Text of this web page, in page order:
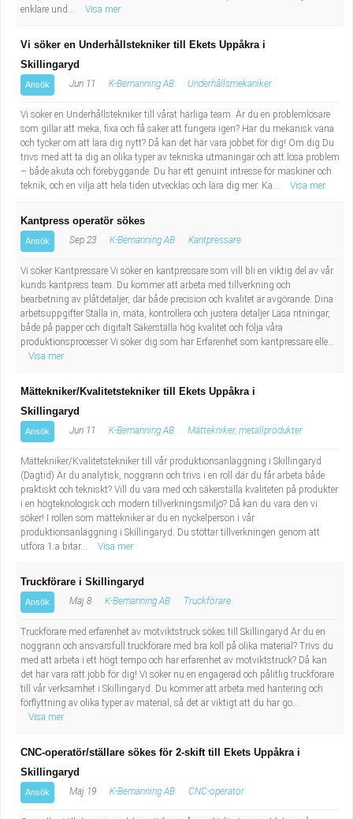
enklare und...
Visa mer
Vi söker en Underhållstekniker till Ekets Uppåkra i
Skillingaryd
Ansök Jun 11 K-Bemanning AB Underhållsmekaniker
Vi söker en Underhållstekniker till vårat härliga team. Är du en problemlösare
som gillar att meka, fixa och få saker att fungera igen? Har du mekanisk vana
och tycker om att lära dig nytt? Då kan det här vara jobbet för dig! Om dig Du
trivs med att ta dig an olika typer av tekniska utmaningar och att lösa problem
– både akuta och förebyggande. Du har ett genuint intresse för maskiner och
teknik, och en vilja att hela tiden utvecklas och lära dig mer. Ka...
Visa mer
Kantpress operatör sökes
Ansök Sep 23 K-Bemanning AB Kantpressare
Vi söker Kantpressare Vi söker en kantpressare som vill bli en viktig del av vår
kunds kantpress team. Du kommer att arbeta med tillverkning och
bearbetning av plåtdetaljer, där både precision och kvalitet är avgörande. Dina
arbetsuppgifter Ställa in, mäta, kontrollera och justera detaljer Läsa ritningar,
både på papper och digitalt Säkerställa hög kvalitet och följa våra
produktionsprocesser Vi söker dig som har Erfarenhet som kantpressare elle...
Visa mer
Mättekniker/Kvalitetstekniker till Ekets Uppåkra i
Skillingaryd
Ansök Jun 11 K-Bemanning AB Mättekniker, metallprodukter
Mättekniker/Kvalitetstekniker till vår produktionsanläggning i Skillingaryd
(Dagtid) Är du analytisk, noggrann och trivs i en roll där du får arbeta både
praktiskt och tekniskt? Vill du vara med och säkerställa kvaliteten på produkter
i en högteknologisk och modern tillverkningsmiljö? Då kan du vara den vi
söker! I rollen som mättekniker är du en nyckelperson i vår
produktionsanläggning i Skillingaryd. Du stöttar tillverkningen genom att
utföra 1:a bitar...
Visa mer
Truckförare i Skillingaryd
Ansök Maj 8 K-Bemanning AB Truckförare
Truckförare med erfarenhet av motviktstruck sökes till Skillingaryd Är du en
noggrann och ansvarsfull truckförare med bra koll på olika material? Trivs du
med att arbeta i ett högt tempo och har erfarenhet av motviktstruck? Då kan
det här vara rätt jobb för dig! Vi söker nu en engagerad och pålitlig truckförare
till vår verksamhet i Skillingaryd. Du kommer att arbeta med hantering och
förflyttning av olika typer av material, så det är viktigt att du har go...
Visa mer
CNC-operatör/ställare sökes för 2-skift till Ekets Uppåkra i
Skillingaryd
Ansök Maj 19 K-Bemanning AB CNC-operatör